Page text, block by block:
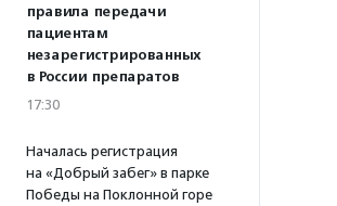
правила передачи
пациентам
незарегистрированных
в России препаратов
17:30
Началась регистрация
на «Добрый забег» в парке
Победы на Поклонной горе